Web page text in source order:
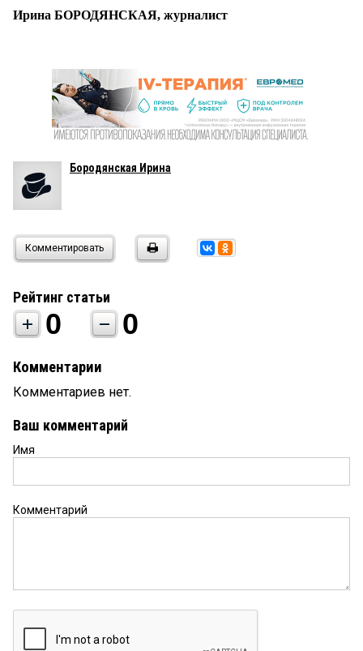
Ирина БОРОДЯНСКАЯ, журналист
Бородянская Ирина
Комментировать
Рейтинг статьи
0 0
Комментарии
Комментариев нет.
Ваш комментарий
Имя
Комментарий